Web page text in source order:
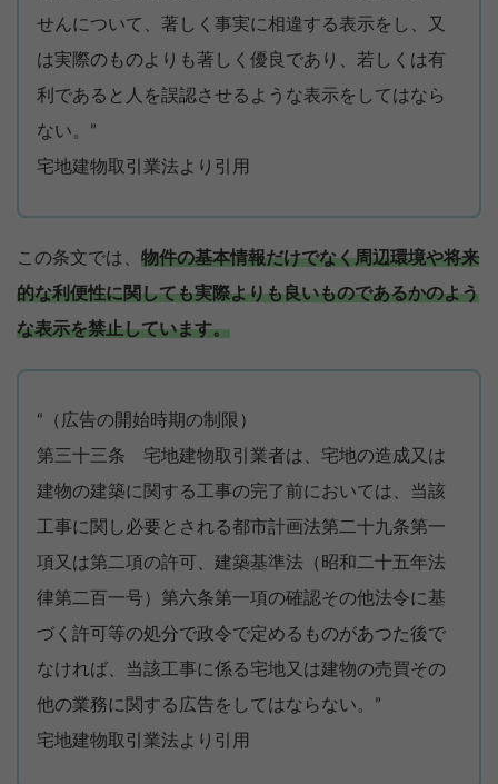
せんについて、著しく事実に相違する表示をし、又
は実際のものよりも著しく優良であり、若しくは有
利であると人を誤認させるような表示をしてはなら
ない。”
宅地建物取引業法より引用
この条文では、 物件の基本情報だけでなく周辺環境や将来
的な利便性に関しても実際よりも良いものであるかのよう
な表示を禁止しています。
“（広告の開始時期の制限）
第三十三条 宅地建物取引業者は、宅地の造成又は
建物の建築に関する工事の完了前においては、当該
工事に関し必要とされる都市計画法第二十九条第一
項又は第二項の許可、建築基準法（昭和二十五年法
律第二百一号）第六条第一項の確認その他法令に基
づく許可等の処分で政令で定めるものがあつた後で
なければ、当該工事に係る宅地又は建物の売買その
他の業務に関する広告をしてはならない。”
宅地建物取引業法より引用